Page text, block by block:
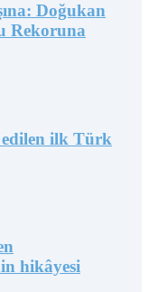
Doğukan
Rekoruna
edilen ilk Türk
hikâyesi